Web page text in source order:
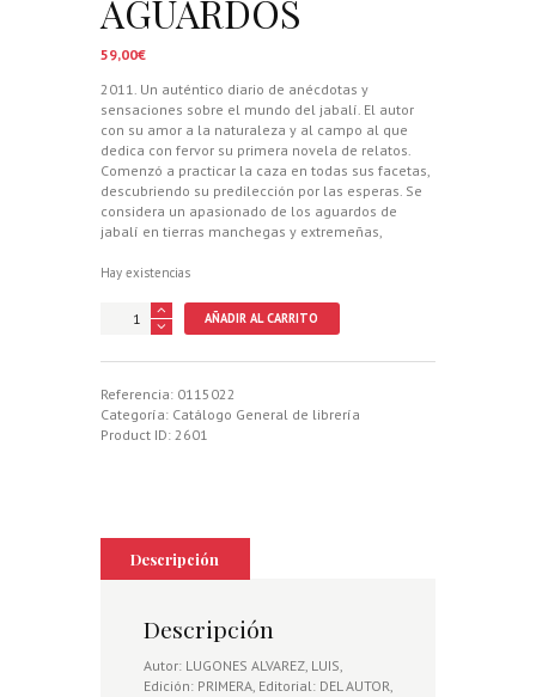
AGUARDOS
59,00€
2011. Un auténtico diario de anécdotas y
sensaciones sobre el mundo del jabalí. El autor
con su amor a la naturaleza y al campo al que
dedica con fervor su primera novela de relatos.
Comenzó a practicar la caza en todas sus facetas,
descubriendo su predilección por las esperas. Se
considera un apasionado de los aguardos de
jabalí en tierras manchegas y extremeñas,
Hay existencias
ESPERANDO.
RELATOS
cantidad
AÑADIR AL CARRITO
Referencia: 0115022
Categoría: Catálogo General de librería
Product ID: 2601
Descripción
Descripción
Autor: LUGONES ALVAREZ, LUIS,
Edición: PRIMERA, Editorial: DEL AUTOR,